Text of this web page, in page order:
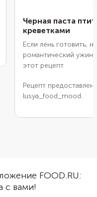
Черная паста
креветками
Если лень готовить,
романтический ужин,
этот рецепт.
Рецепт
lusya_food_mood.
FOOD.RU:
с вами!